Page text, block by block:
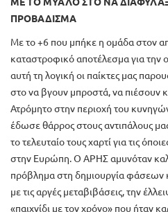
ΠΡΟΒΑΔΙΣΜΑ
Με το +6 που μπήκε η ομάδα στον
καταστροφικό αποτέλεσμα για την
αυτή τη λογική οι παίκτες μας
στο να βγουν μπροστά, να πιέσουν
Ατρόμητο στην περιοχή του
έδωσε θάρρος στους αντιπάλους
το τελευταίο τους χαρτί για τις
στην Ευρώπη. Ο ΑΡΗΣ αμυνόταν
πρόβλημα στη δημιουργία φάσεων
με τις αργές μεταβιβάσεις, την
«παιχνίδι με τον χρόνο» που ήταν